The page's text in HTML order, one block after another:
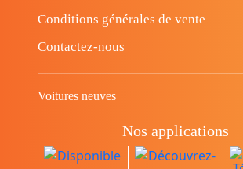
Conditions générales de vente
Contactez-nous
Voitures neuves
Nos applications